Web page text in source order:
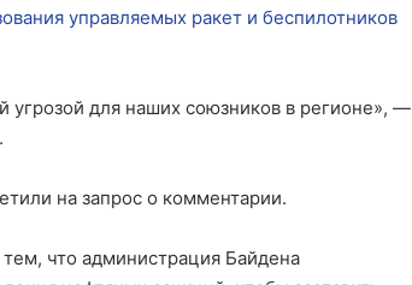
управляемых ракет и беспилотников
угрозой для наших союзников в регионе», —
на запрос о комментарии.
что администрация Байдена